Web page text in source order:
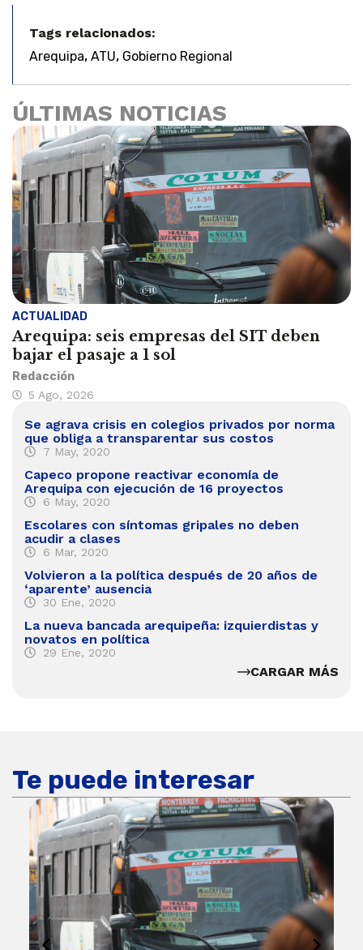
Tags relacionados:
Arequipa, ATU, Gobierno Regional
ÚLTIMAS NOTICIAS
ACTUALIDAD
Arequipa: seis empresas del SIT deben
bajar el pasaje a 1 sol
Redacción
5 Ago, 2026
Se agrava crisis en colegios privados por norma
que obliga a transparentar sus costos
7 May, 2020
Capeco propone reactivar economía de
Arequipa con ejecución de 16 proyectos
6 May, 2020
Escolares con síntomas gripales no deben
acudir a clases
6 Mar, 2020
Volvieron a la política después de 20 años de
‘aparente’ ausencia
30 Ene, 2020
La nueva bancada arequipeña: izquierdistas y
novatos en política
29 Ene, 2020
CARGAR MÁS
Te puede interesar